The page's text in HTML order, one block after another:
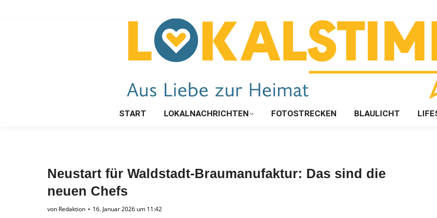
START LOKALNACHRICHTEN FOTOSTRECKEN BLAULICHT
Neustart für Waldstadt-Braumanufaktur: Das sind die
neuen Chefs
von Redaktion 16. Januar 2026 um 11:42